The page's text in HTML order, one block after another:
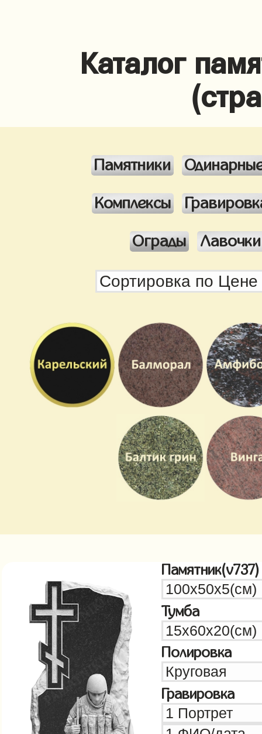
Каталог
Памятники
Комплексы
Ограды
Памятник(v737)
Тумба
Полировка
Гравировка